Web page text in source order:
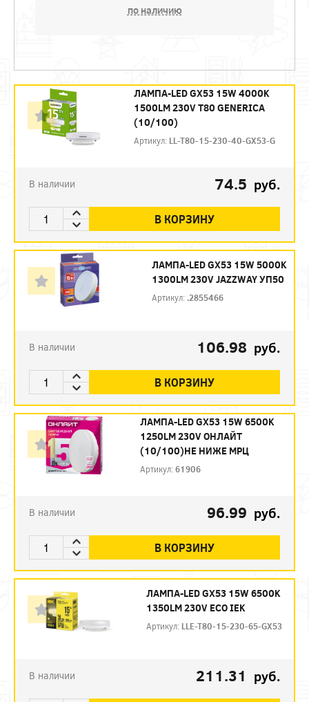
по наличию
ЛАМПА-LED GX53 15W 4000K
1500LM 230V T80 GENERICA
(10/100)
Артикул: LL-T80-15-230-40-GX53-G
В наличии 74.5 руб.
В КОРЗИНУ
ЛАМПА-LED GX53 15W 5000K
1300LM 230V JAZZWAY УП50
Артикул: .2855466
В наличии 106.98 руб.
В КОРЗИНУ
ЛАМПА-LED GX53 15W 6500K
1250LM 230V ОНЛAЙТ
(10/100)НЕ НИЖЕ МРЦ
Артикул:61906
В наличии 96.99 руб.
В КОРЗИНУ
ЛАМПА-LED GX53 15W 6500K
1350LM 230V ECO IEK
Артикул: LLE-T80-15-230-65-GX53
В наличии 211.31 руб.